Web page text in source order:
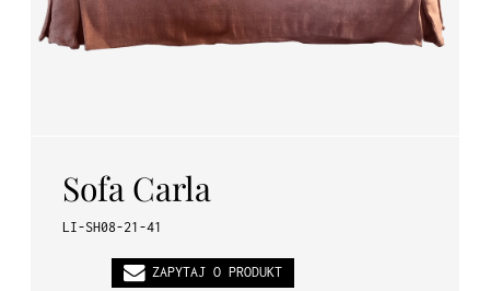
PL EN DE
Sofa Carla
LI-SH08-21-41
ZAPYTAJ O PRODUKT